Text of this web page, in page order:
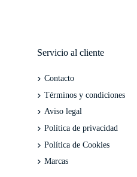
Servicio al cliente
Contacto
Términos y condiciones
Aviso legal
Política de privacidad
Política de Cookies
Marcas